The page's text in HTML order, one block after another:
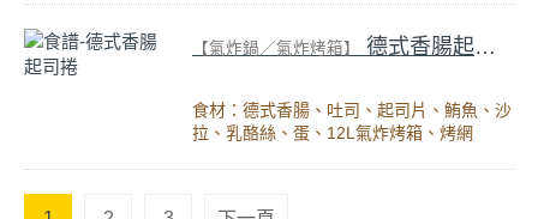
【氣炸鍋／氣炸烤箱】 德式香腸起司捲
食材：德式香腸、吐司、起司片、鮪魚、沙
拉、乳酪絲、蛋、12L氣炸烤箱、烤網